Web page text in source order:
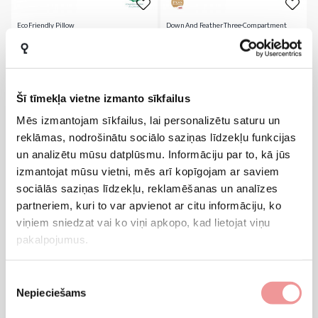
Šī tīmekļa vietne izmanto sīkfailus
Mēs izmantojam sīkfailus, lai personalizētu saturu un
reklāmas, nodrošinātu sociālo saziņas līdzekļu funkcijas
un analizētu mūsu datplūsmu. Informāciju par to, kā jūs
izmantojat mūsu vietni, mēs arī kopīgojam ar saviem
sociālās saziņas līdzekļu, reklamēšanas un analīzes
partneriem, kuri to var apvienot ar citu informāciju, ko
viņiem sniedzat vai ko viņi apkopo, kad lietojat viņu
pakalpojumus.
izvēle
Nepieciešams
Eco Friendly Pillow
Down And Feather Three-Compartment